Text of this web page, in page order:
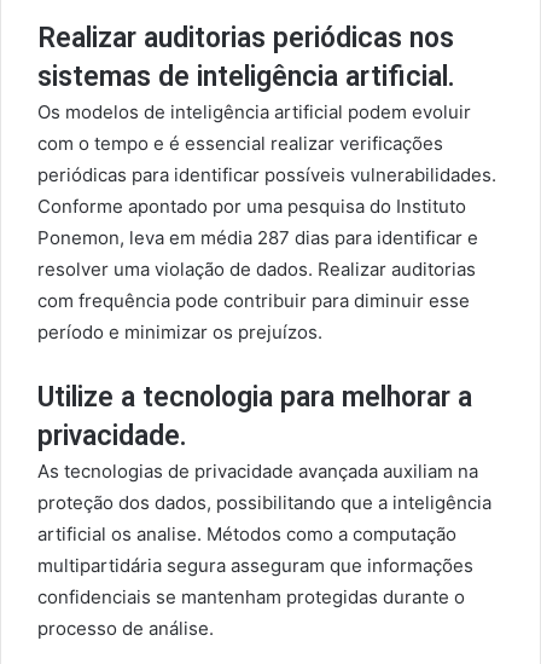
Realizar auditorias periódicas nos
sistemas de inteligência artificial.
Os modelos de inteligência artificial podem evoluir
com o tempo e é essencial realizar verificações
periódicas para identificar possíveis vulnerabilidades.
Conforme apontado por uma pesquisa do Instituto
Ponemon, leva em média 287 dias para identificar e
resolver uma violação de dados. Realizar auditorias
com frequência pode contribuir para diminuir esse
período e minimizar os prejuízos.
Utilize a tecnologia para melhorar a
privacidade.
As tecnologias de privacidade avançada auxiliam na
proteção dos dados, possibilitando que a inteligência
artificial os analise. Métodos como a computação
multipartidária segura asseguram que informações
confidenciais se mantenham protegidas durante o
processo de análise.